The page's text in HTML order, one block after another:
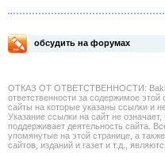
обсудить на форумах
ОТКАЗ ОТ ОТВЕТСТВЕННОСТИ:
ответственности за содержимое
сайты на которые указаны ссылки и
Указание ссылки на сайт не
поддерживает деятельность сайта.
упомянутые на этой странице, а
сайтов, изданий и газет и т.д.,